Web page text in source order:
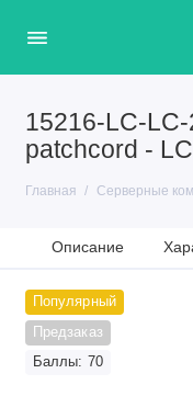
15216-LC-
patchcord -
Главная Серверные
Описание
Популярный
Предзаказ
Баллы: 70